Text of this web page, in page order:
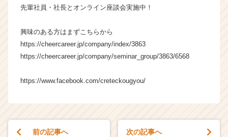
先輩社員・社長とオンライン座談会実施中！
興味のある方はまずこちらから
https://cheercareer.jp/company/index/3863
https://cheercareer.jp/company/seminar_group/3863/6568
https://www.facebook.com/creteckougyou/
前の記事へ 次の記事へ